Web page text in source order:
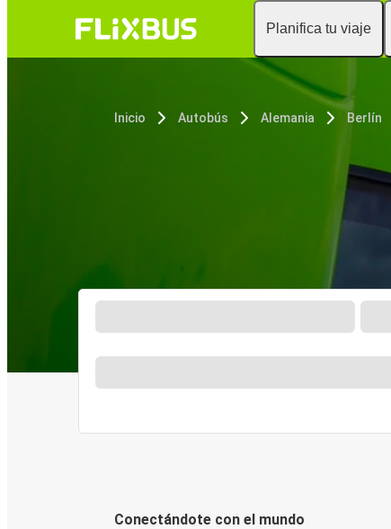
Planifica tu viaje
Inicio Autobús Alemania Berlín
Conectándote con el mundo